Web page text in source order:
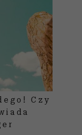
Czy